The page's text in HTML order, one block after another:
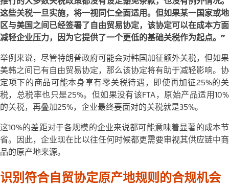
这些关税一旦实施，将一视同仁全面适用。但如果某一国家或地
区与美国之间已经签署了自由贸易协定，该协定可以在成本方面
减轻企业压力，因为它提供了一个更低的基础关税作为起点。”
举例来说，尽管特朗普政府可能会对韩国加征额外关税，但如果
美韩之间已有自由贸易协定，那么该协定将有助于减轻影响。协
定项下的商品可能本身享有零关税待遇，即使再加征25%的关
税，总税率也只是25%。但如果没有该FTA，原始产品适用10%
的关税，再叠加25%，企业最终要面对的关税就是35%。
这10%的差距对于各规模的企业来说都可能意味着显著的成本节
省。因此，企业现在比以往任何时候都更需要审视其供应链中商
品的原产地来源。
识别符合自贸协定原产地规则的合规机会